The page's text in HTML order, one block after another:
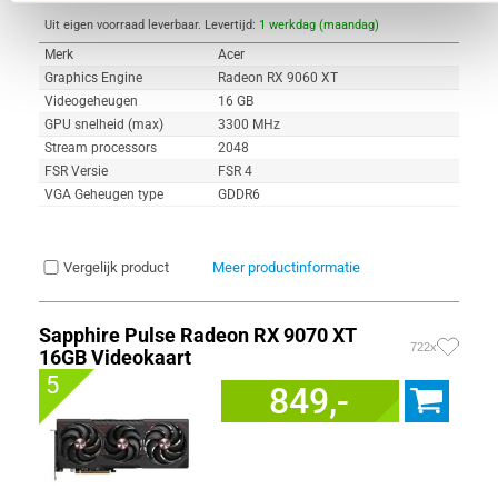
Uit eigen voorraad leverbaar. Levertijd: 1 werkdag (maandag)
Merk
Acer
Graphics Engine
Radeon RX 9060 XT
Videogeheugen
16 GB
GPU snelheid (max)
3300 MHz
Stream processors
2048
FSR Versie
FSR 4
VGA Geheugen type
GDDR6
Vergelijk product Meer productinformatie
Sapphire Pulse Radeon RX 9070 XT
16GB Videokaart
722x
5 849,-